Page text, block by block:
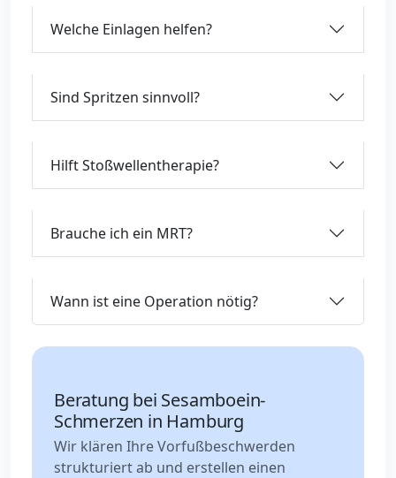
Welche Einlagen helfen?
Sind Spritzen sinnvoll?
Hilft Stoßwellentherapie?
Brauche ich ein MRT?
Wann ist eine Operation nötig?
Beratung bei Sesamboein-
Schmerzen in Hamburg
Wir klären Ihre Vorfußbeschwerden
strukturiert ab und erstellen einen